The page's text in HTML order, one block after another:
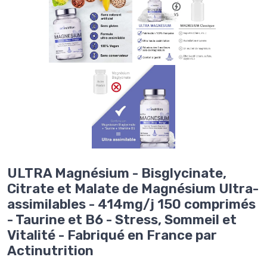
ULTRA Magnésium - Bisglycinate,
Citrate et Malate de Magnésium Ultra-
assimilables - 414mg/j 150 comprimés
- Taurine et B6 - Stress, Sommeil et
Vitalité - Fabriqué en France par
Actinutrition